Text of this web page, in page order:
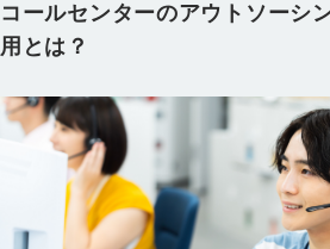
コールセンターのアウトソーシ
用とは？